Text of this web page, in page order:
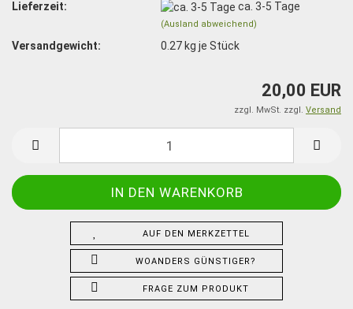
Lieferzeit:
ca. 3-5 Tage
(Ausland abweichend)
Versandgewicht: 0.27 kg je Stück
20,00 EUR
zzgl. MwSt. zzgl. Versand
AUF DEN MERKZETTEL
WOANDERS GÜNSTIGER?
FRAGE ZUM PRODUKT